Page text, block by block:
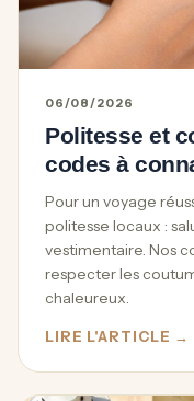
06/08/2026
Politesse et
codes à
Pour un voyage
politesse locaux :
vestimentaire. Nos
respecter les
chaleureux.
LIRE L'ARTICLE →